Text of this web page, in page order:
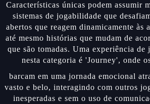
Características únicas podem assumir
sistemas de jogabilidade que
abertos que reagem dinamicamente às
até mesmo histórias que mudam de
que são tomadas. Uma experiência de
nesta categoria é 'Journey', onde
barcam em uma jornada emocional
vasto e belo, interagindo com outros
inesperadas e sem o uso de